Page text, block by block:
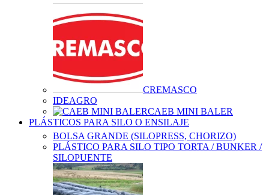
CREMASCO
IDEAGRO
CAEB MINI BALER
PLÁSTICOS PARA SILO O ENSILAJE
BOLSA GRANDE (SILOPRESS, CHORIZO)
PLÁSTICO PARA SILO TIPO TORTA / BUNKER /
SILOPUENTE